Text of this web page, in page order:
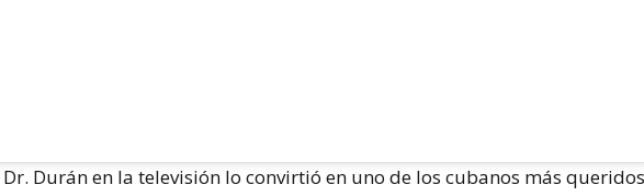
Durán en la televisión lo convirtió en uno de los cubanos más